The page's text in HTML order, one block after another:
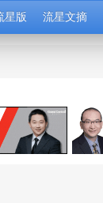
星版 流星文摘